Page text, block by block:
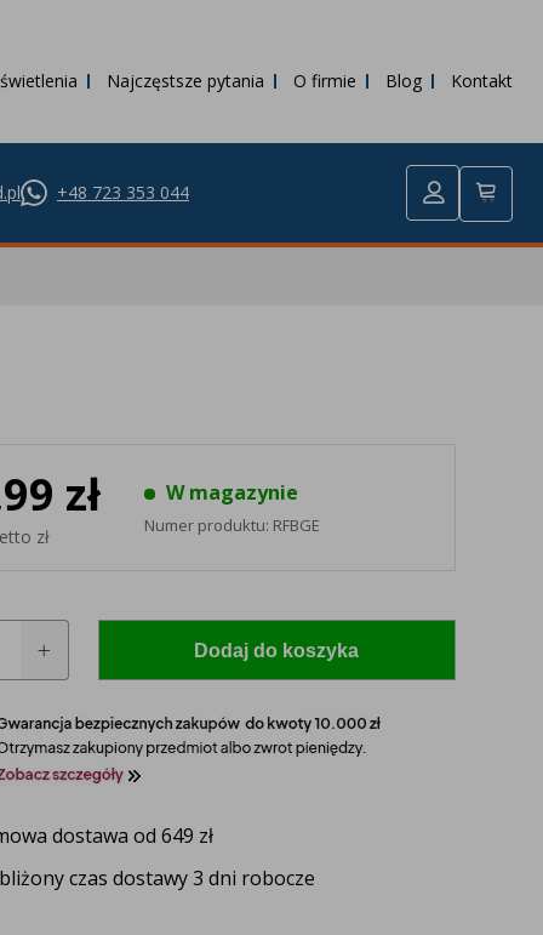
Najczęstsze pytania O firmie Blog Kontakt
+48 723 353 044
model i rocznik swojego ciągnika, a nasz
idealnie dopasowane lampy, zapewniające
zł
zł
W magazynie
Numer produktu: RFBGE
Dodaj do koszyka
dostawa od 649 zł
czas dostawy 3 dni robocze